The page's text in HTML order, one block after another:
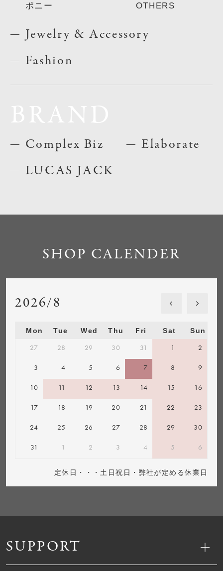
ポニー OTHERS
Jewelry & Accessory
Fashion
Complex Biz
LUCAS JACK
Elaborate
SUPPORT
SHOP CALENDER
2026/8
Mon Tue Wed Thu Fri Sat Sun
27 28 29 30 31 1 2
3 4 5 6 7 8 9
10 11 12 13 14 15 16
17 18 19 20 21 22 23
24 25 26 27 28 29 30
31 1 2 3 4 5 6
定休日・・・土日祝日・弊社が定める休業日